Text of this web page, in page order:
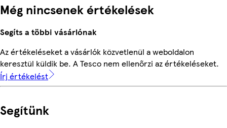
Még nincsenek értékelések
Segíts a többi vásárlónak
Az értékeléseket a vásárlók közvetlenül a weboldalon
keresztül küldik be. A Tesco nem ellenőrzi az értékeléseket.
Írj értékelést
Segítünk